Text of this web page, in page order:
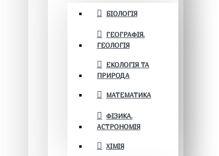
БІОЛОГІЯ
ГЕОГРАФІЯ.
ГЕОЛОГІЯ
ЕКОЛОГІЯ ТА
ПРИРОДА
МАТЕМАТИКА
ФІЗИКА.
АСТРОНОМІЯ
ХІМІЯ